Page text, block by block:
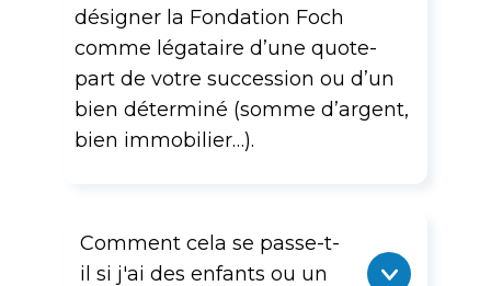
désigner la Fondation Foch
comme légataire d’une quote-
part de votre succession ou d’un
bien déterminé (somme d’argent,
bien immobilier…).
Comment cela se passe-t-
il si j'ai des enfants ou un